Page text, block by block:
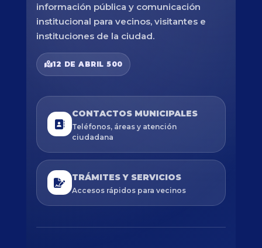
información pública y comunicación
institucional para vecinos, visitantes e
instituciones de la ciudad.
12 DE ABRIL 500
CONTACTOS MUNICIPALES
Teléfonos, áreas y atención
ciudadana
TRÁMITES Y SERVICIOS
Accesos rápidos para vecinos